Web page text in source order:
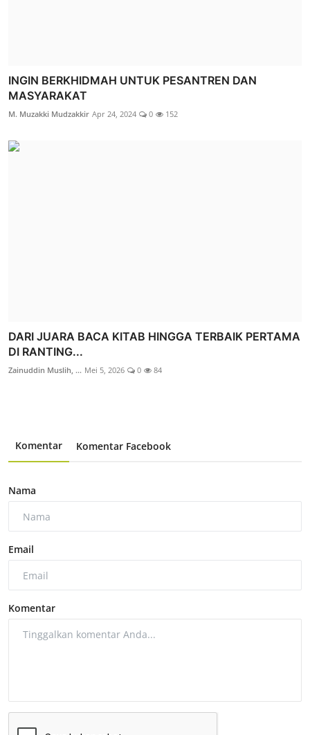
INGIN BERKHIDMAH UNTUK PESANTREN DAN
MASYARAKAT
M. Muzakki Mudzakkir Apr 24, 2024 0 152
DARI JUARA BACA KITAB HINGGA TERBAIK PERTAMA
DI RANTING...
Zainuddin Muslih, ... Mei 5, 2026 0 84
Komentar Komentar Facebook
Nama
Email
Komentar